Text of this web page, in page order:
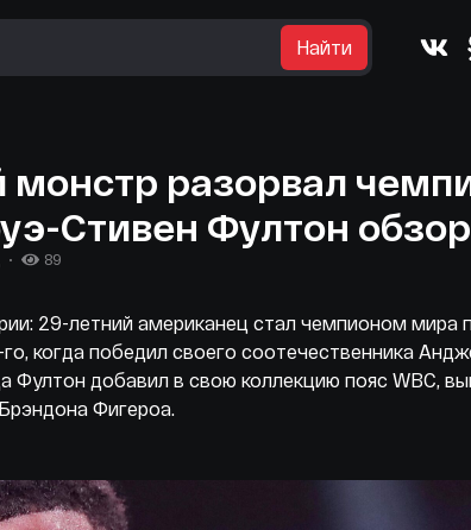
Найти
монстр разорвал
Стивен Фултон
89
29-летний американец стал чемпионом мира
го, когда победил своего соотечественника
Фултон добавил в свою коллекцию пояс WBC,
Фигероа.